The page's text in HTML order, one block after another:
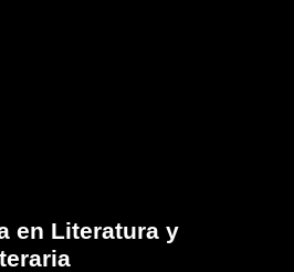
en Literatura y